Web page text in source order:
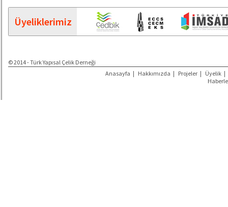
Üyeliklerimiz
© 2014 - Türk Yapısal Çelik Derneği
Anasayfa | Hakkımızda | Projeler | Üyelik |